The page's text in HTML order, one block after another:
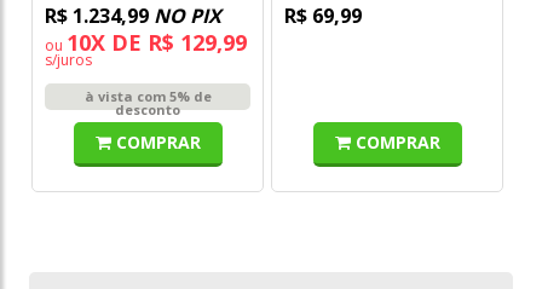
R$ 1.234,99 NO PIX
ou 10X DE R$ 129,99
s/juros
à vista com 5% de
desconto
COMPRAR
R$ 69,99
COMPRAR